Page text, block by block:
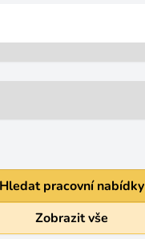
Hledat pracovní nabídky
Zobrazit vše